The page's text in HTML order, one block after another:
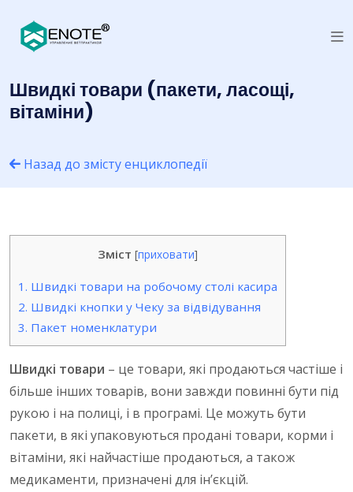
Швидкі товари (пакети, ласощі,
вітаміни)
Назад до змісту енциклопедії
Зміст [приховати]
1. Швидкі товари на робочому столі касира
2. Швидкі кнопки у Чеку за відвідування
3. Пакет номенклатури
Швидкі товари – це товари, які продаються частіше і
більше інших товарів, вони завжди повинні бути під
рукою і на полиці, і в програмі. Це можуть бути
пакети, в які упаковуються продані товари, корми і
вітаміни, які найчастіше продаються, а також
медикаменти, призначені для ін’єкцій.